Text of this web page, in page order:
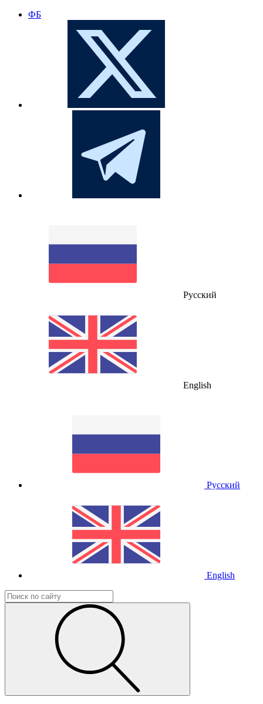
ФБ
Русский
English
Русский
English